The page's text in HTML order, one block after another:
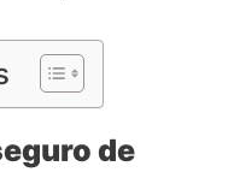
de